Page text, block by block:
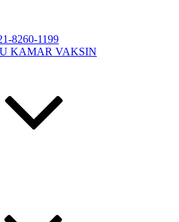
8260-1199
KAMAR VAKSIN